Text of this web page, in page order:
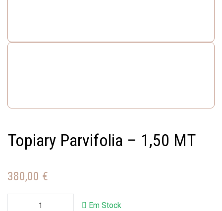
Topiary Parvifolia – 1,50 MT
380,00 €
Em Stock